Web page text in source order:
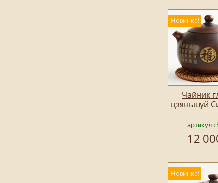
Новинка!
Чайник
цзяньшуй
артикул
12
Новинка!